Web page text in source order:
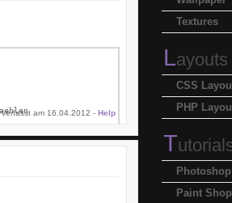
verfasst am 16.04.2012 - Help
Textures
Layouts
CSS
PHP
T
Photoshop
Paint